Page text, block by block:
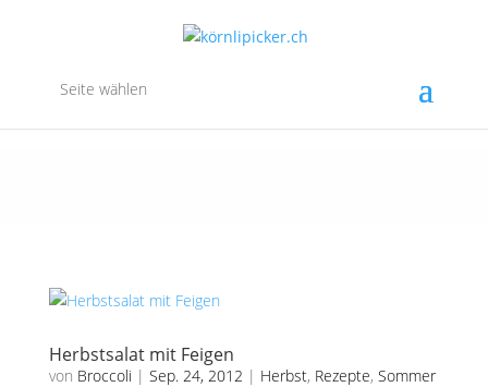
Seite wählen
Herbstsalat mit Feigen
von Broccoli | Sep. 24, 2012 | Herbst, Rezepte, Sommer